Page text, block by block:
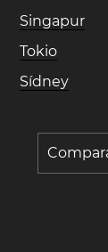
Singapur
Tokio
Sídney